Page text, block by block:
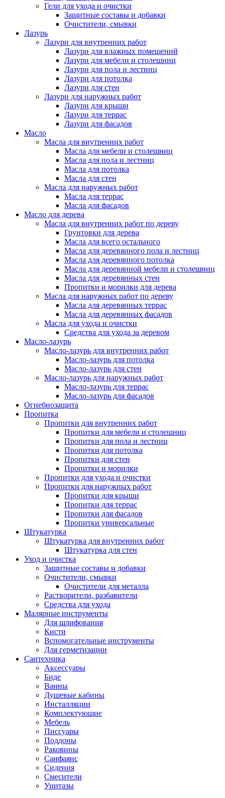
Гели для ухода и очистки
Защитные составы и добавки
Очистители, смывки
Лазурь
Лазури для внутренних работ
Лазури для влажных помещений
Лазури для мебели и столешниц
Лазури для пола и лестниц
Лазури для потолка
Лазури для стен
Лазури для наружных работ
Лазури для крыши
Лазури для террас
Лазури для фасадов
Масло
Масла для внутренних работ
Масла для мебели и столешниц
Масла для пола и лестниц
Масла для потолка
Масла для стен
Масла для наружных работ
Масла для террас
Масла для фасадов
Масло для дерева
Масла для внутренних работ по дереву
Грунтовки для дерева
Масла для всего остального
Масла для деревянного пола и лестниц
Масла для деревянного потолка
Масла для деревянной мебели и столешниц
Масла для деревянных стен
Пропитки и морилки для дерева
Масла для наружных работ по дереву
Масла для деревянных террас
Масла для деревянных фасадов
Масла для ухода и очистки
Средства для ухода за деревом
Масло-лазурь
Масло-лазурь для внутренних работ
Масло-лазурь для потолка
Масло-лазурь для стен
Масло-лазурь для наружных работ
Масло-лазурь для террас
Масло-лазурь для фасадов
Огнебиозащита
Пропитка
Пропитки для внутренних работ
Пропитки для мебели и столешниц
Пропитки для пола и лестниц
Пропитки для потолка
Пропитки для стен
Пропитки и морилки
Пропитки для ухода и очистки
Пропитки для наружных работ
Пропитки для крыши
Пропитки для террас
Пропитки для фасадов
Пропитки универсальные
Штукатурка
Штукатурка для внутренних работ
Штукатурка для стен
Уход и очистка
Защитные составы и добавки
Очистители, смывки
Очистители для металла
Растворители, разбавители
Средства для ухода
Малярные инструменты
Для шлифования
Кисти
Вспомогательные инструменты
Для герметизации
Сантехника
Аксессуары
Биде
Ванны
Душевые кабины
Инсталляции
Комплектующие
Мебель
Писсуары
Поддоны
Раковины
Санфаянс
Сидения
Смесители
Унитазы